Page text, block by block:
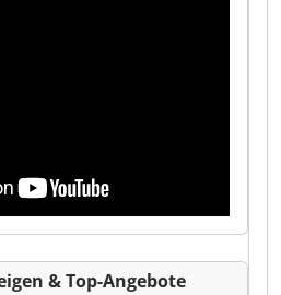
& Top-Angebote